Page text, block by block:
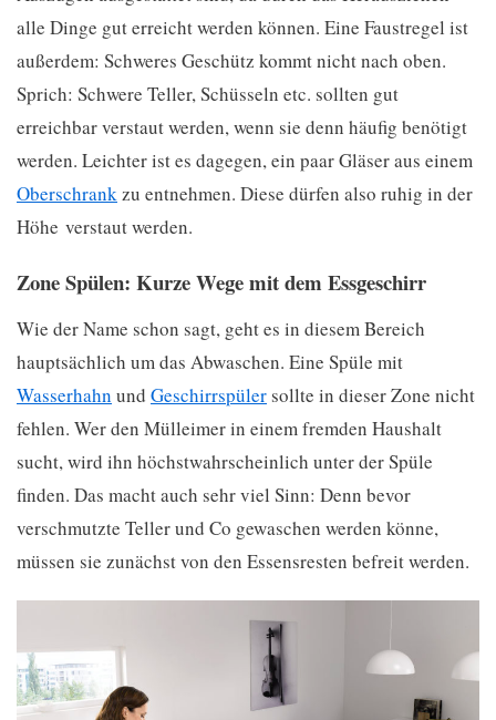
alle Dinge gut erreicht werden können. Eine Faustregel ist
außerdem: Schweres Geschütz kommt nicht nach oben.
Sprich: Schwere Teller, Schüsseln etc. sollten gut
erreichbar verstaut werden, wenn sie denn häufig benötigt
werden. Leichter ist es dagegen, ein paar Gläser aus einem
Oberschrankzu entnehmen. Diese dürfen also ruhig in der
Höhe verstaut werden.
Zone Spülen: Kurze Wege mit dem Essgeschirr
Wie der Name schon sagt, geht es in diesem Bereich
hauptsächlich um das Abwaschen. Eine Spüle mit
Wasserhahn und Geschirrspülersollte in dieser Zone nicht
fehlen. Wer den Mülleimer in einem fremden Haushalt
sucht, wird ihn höchstwahrscheinlich unter der Spüle
finden. Das macht auch sehr viel Sinn: Denn bevor
verschmutzte Teller und Co gewaschen werden könne,
müssen sie zunächst von den Essensresten befreit werden.